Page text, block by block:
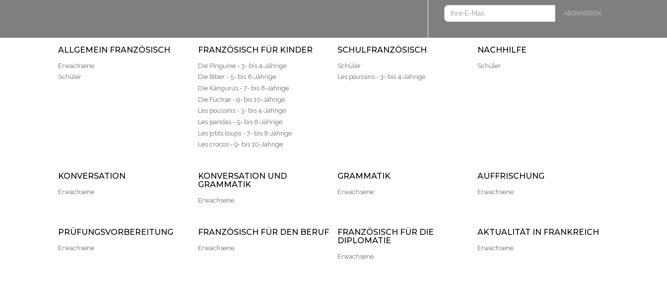
ABONNIEREN
ALLGEMEIN FRANZÖSISCH
Erwachsene
Schüler
FRANZÖSISCH FÜR KINDER
Die Pinguine - 3- bis 4-Jährige
Die Biber - 5- bis 6-Jährige
Die Kängurus - 7- bis 8-Jährige
Die Füchse - 9- bis 10-Jährige
Les poussins - 3- bis 4-Jährige
Les pandas - 5- bis 6-Jährige
Les p'tits loups - 7- bis 8-Jährige
Les crocos - 9- bis 10-Jährige
SCHULFRANZÖSISCH
Schüler
Les poussins - 3- bis 4-Jährige
NACHHILFE
Schüler
KONVERSATION
Erwachsene
KONVERSATION UND
GRAMMATIK
Erwachsene
GRAMMATIK
Erwachsene
AUFFRISCHUNG
Erwachsene
PRÜFUNGSVORBEREITUNG
Erwachsene
FRANZÖSISCH FÜR DEN BERUF
Erwachsene
FRANZÖSISCH FÜR DIE
DIPLOMATIE
Erwachsene
AKTUALITÄT IN FRANKREICH
Erwachsene